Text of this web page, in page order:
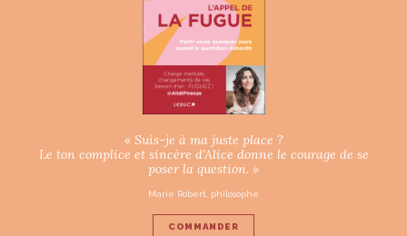
« Suis-je à ma juste place ?
Le ton complice et sincère d’Alice donne le courage de se
poser la question. »
Marie Robert, philosophe
COMMANDER